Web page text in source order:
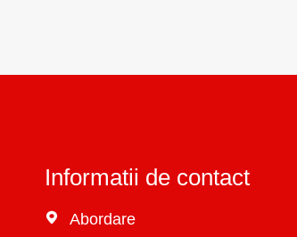
Informatii de contact
 Abordare